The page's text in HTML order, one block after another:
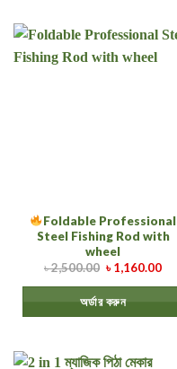
Foldable Professional
Steel Fishing Rod with
wheel
৳2,500.00 ৳1,160.00
অর্ডার করুন